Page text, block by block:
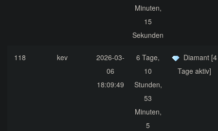
Minuten,
15
Sekunden
118 kev
2026-03-
06
18:09:49
6 Tage,
10
Stunden,
53
Minuten,
5
Diamant [4
Tage aktiv]